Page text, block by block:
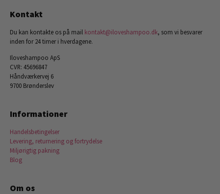
Kontakt
Du kan kontakte os på mail kontakt@iloveshampoo.dk, som vi besvarer
inden for 24 timer i hverdagene.
Iloveshampoo ApS
CVR: 45696847
Håndværkervej 6
9700 Brønderslev
Informationer
Handelsbetingelser
Levering, returnering og fortrydelse
Miljørigtig pakning
Blog
Om os